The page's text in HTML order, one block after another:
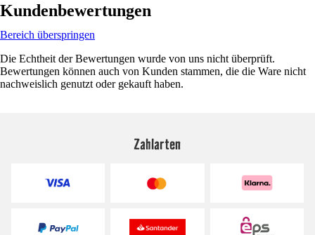
Kundenbewertungen
Bereich überspringen
Die Echtheit der Bewertungen wurde von uns nicht überprüft.
Bewertungen können auch von Kunden stammen, die die Ware nicht
nachweislich genutzt oder gekauft haben.
Zahlarten